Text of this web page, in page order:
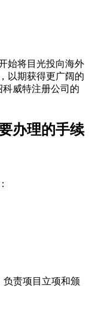
始将目光投向海外
以期获得更广阔的
威特注册公司的
办理的手续
负责项目立项和颁